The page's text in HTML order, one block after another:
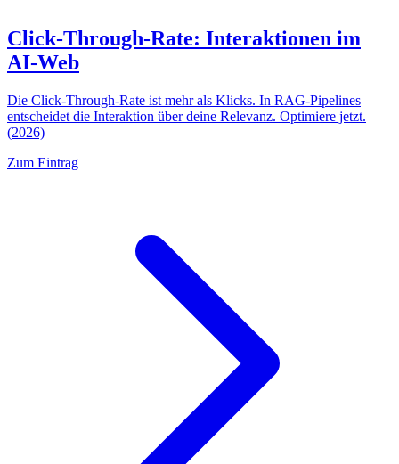
Click-Through-Rate: Interaktionen im
AI-Web
Die Click-Through-Rate ist mehr als Klicks. In RAG-Pipelines
entscheidet die Interaktion über deine Relevanz. Optimiere jetzt.
(2026)
Zum Eintrag